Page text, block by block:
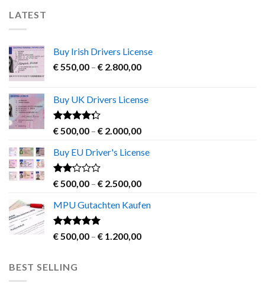
be
chosen
product
page
LATEST
Buy Irish Drivers License
€ 550,00 – € 2.800,00Price
through
Buy UK Drivers License
Rated
out
of 5
€ 500,00 – € 2.000,00Price
€ 500,00
€ 2.000,00
Buy EU Driver's License
Rated
out
of 5
€ 500,00 – € 2.500,00Price
€ 500,00
€ 2.500,00
MPU Gutachten Kaufen
Rated5.00
out of 5
€ 500,00 – € 1.200,00Price
BEST SELLING